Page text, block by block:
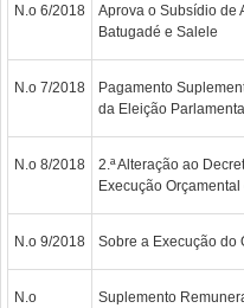
N.o 6/2018
Aprova o Subsídio de
Batugadé e Salele
N.o 7/2018
Pagamento
da Eleição
N.o 8/2018
2.ª Alteração ao
Execução
N.o 9/2018 Sobre a Execução do
N.o
Suplemento